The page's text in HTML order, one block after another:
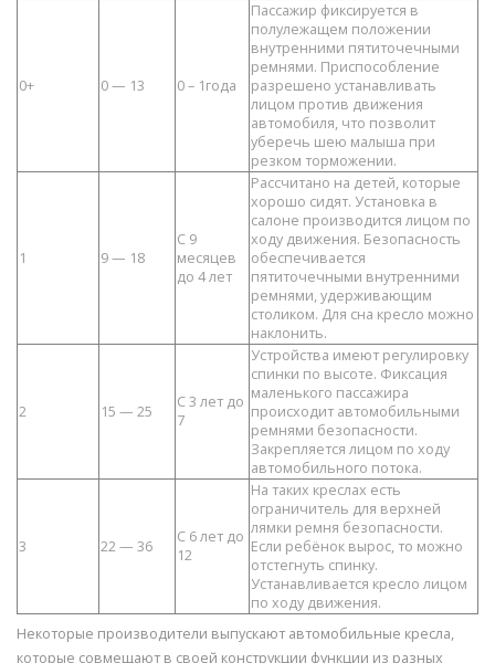
0+ 0 — 13 0 – 1года
Пассажир фиксируется в
полулежащем положении
внутренними пятиточечными
ремнями. Приспособление
разрешено устанавливать
лицом против движения
автомобиля, что позволит
уберечь шею малыша при
резком торможении.
1 9 — 18
С 9
месяцев
до 4 лет
Рассчитано на детей, которые
хорошо сидят. Установка в
салоне производится лицом по
ходу движения. Безопасность
обеспечивается
пятиточечными внутренними
ремнями, удерживающим
столиком. Для сна кресло можно
наклонить.
2 15 — 25
С 3 лет до
7
Устройства имеют регулировку
спинки по высоте. Фиксация
маленького пассажира
происходит автомобильными
ремнями безопасности.
Закрепляется лицом по ходу
автомобильного потока.
3 22 — 36
С 6 лет до
12
На таких креслах есть
ограничитель для верхней
лямки ремня безопасности.
Если ребёнок вырос, то можно
отстегнуть спинку.
Устанавливается кресло лицом
по ходу движения.
Некоторые производители выпускают автомобильные кресла,
которые совмещают в своей конструкции функции из разных